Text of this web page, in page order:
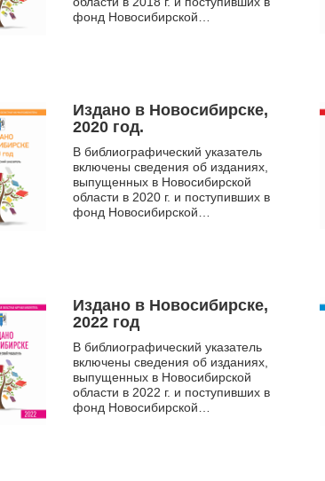
фонд Новосибирской
Издано в Новосибирске,
2020 год.
В библиографический указатель
включены сведения об изданиях,
выпущенных в Новосибирской
области в 2020 г. и поступивших в
фонд Новосибирской
Издано в Новосибирске,
2022 год
В библиографический указатель
включены сведения об изданиях,
выпущенных в Новосибирской
области в 2022 г. и поступивших в
фонд Новосибирской